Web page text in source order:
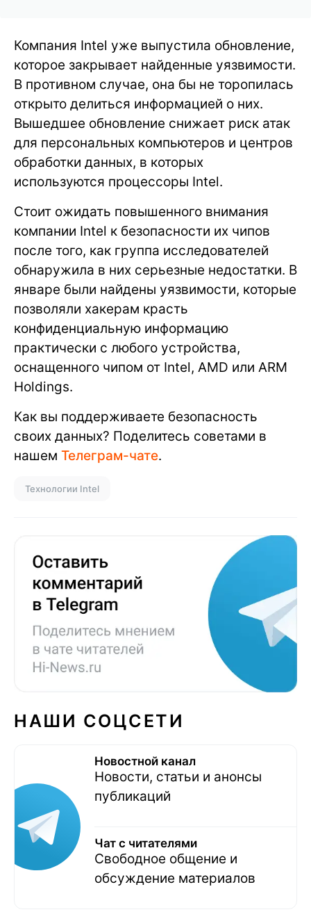
Компания Intel уже выпустила обновление,
которое закрывает найденные уязвимости.
В противном случае, она бы не торопилась
открыто делиться информацией о них.
Вышедшее обновление снижает риск атак
для персональных компьютеров и центров
обработки данных, в которых
используются процессоры Intel.
Стоит ожидать повышенного внимания
компании Intel к безопасности их чипов
после того, как группа исследователей
обнаружила в них серьезные недостатки. В
январе были найдены уязвимости, которые
позволяли хакерам красть
конфиденциальную информацию
практически с любого устройства,
оснащенного чипом от Intel, AMD или ARM
Holdings.
Как вы поддерживаете безопасность
своих данных? Поделитесь советами в
нашем Телеграм-чате.
Технологии Intel
НАШИ СОЦСЕТИ
Новостной канал
Новости, статьи и анонсы
публикаций
Чат с читателями
Свободное общение и
обсуждение материалов